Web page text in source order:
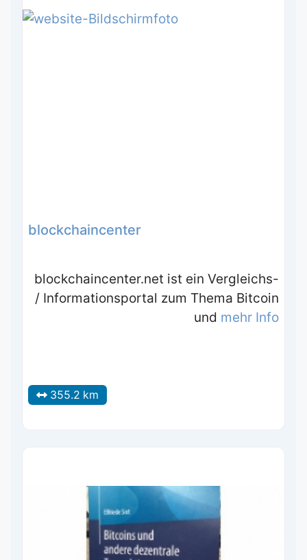
blockchaincenter
blockchaincenter.net ist ein Vergleichs-
/ Informationsportal zum Thema Bitcoin
und mehr Info
355.2 km